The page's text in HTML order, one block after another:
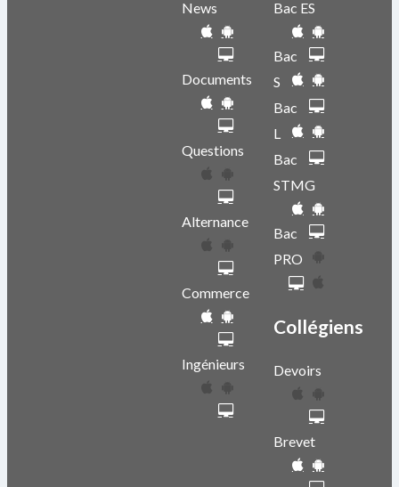
News
Documents
Questions
Alternance
Commerce
Ingénieurs
Bac ES
Bac
S
Bac
L
Bac
STMG
Bac
PRO
Collégiens
Devoirs
Brevet